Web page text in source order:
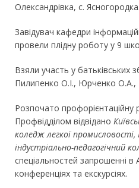
Олександрівка, с. Ясногородка.
Завідувач кафедри
провели плідну роботу у 9
Взяли участь у батьківських
Пилипенко О.І., Юрченко О.А.,
Розпочато профорієнтаційну
Профвідділом відвідано
коледж легкої
індустріально-педагогічний
спеціальностей запрошенні в
конференціях та екскурсіях.